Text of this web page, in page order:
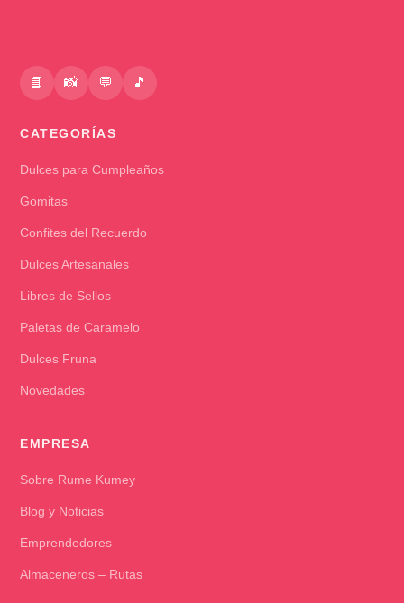
📘 📸 💬 🎵
CATEGORÍAS
Dulces para Cumpleaños
Gomitas
Confites del Recuerdo
Dulces Artesanales
Libres de Sellos
Paletas de Caramelo
Dulces Fruna
Novedades
EMPRESA
Sobre Rume Kumey
Blog y Noticias
Emprendedores
Almaceneros – Rutas